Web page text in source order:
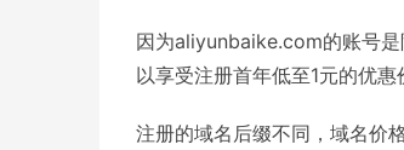
因为aliyunbaike.com的账号
以享受注册首年低至1元的优
注册的域名后缀不同，域名价